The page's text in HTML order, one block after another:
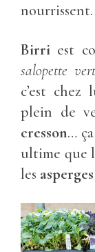
nourrissent.
Birri est
salopette
c’est
plein de
cresson…
ultime que
les